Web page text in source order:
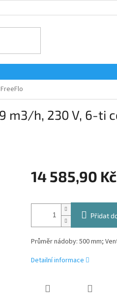
m3/h, 230 V, 6-ti
14 585,90 Kč
cena:
Přidat
Průměr nádoby: 500 mm;
Detailní informace